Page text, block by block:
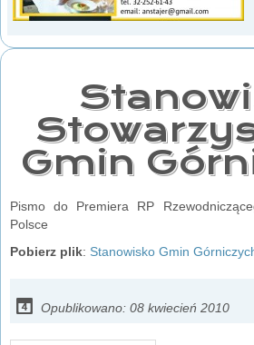
Gmin
Pismo do Premiera RP
Polsce
Pobierz plik: Stanowisko Gmin
Opublikowano: 08 kwiecień 2010